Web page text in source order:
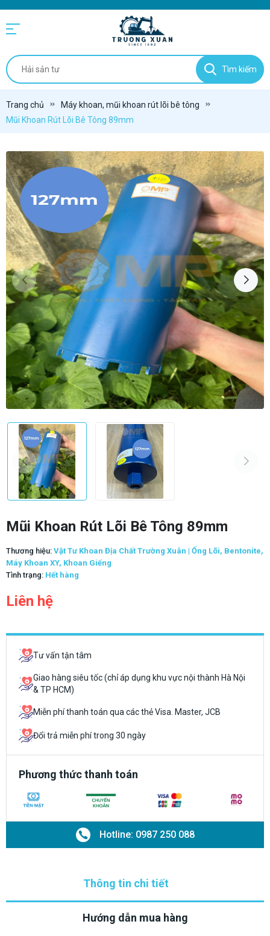
Tìm kiếm
Trang chủ
Máy khoan, mũi khoan rút lõi bê tông
Mũi Khoan Rút Lõi Bê Tông 89mm
Mũi Khoan Rút Lõi Bê Tông 89mm
Thương hiệu: Vật Tư Khoan Địa Chất Trường Xuân | Ống Lõi, Bentonite,
Máy Khoan XY, Khoan Giếng
Tình trạng: Hết hàng
Liên hệ
Tư vấn tận tâm
Giao hàng siêu tốc (chỉ áp dụng khu vực nội thành Hà Nội
& TP HCM)
Miễn phí thanh toán qua các thẻ Visa. Master, JCB
Đổi trả miễn phí trong 30 ngày
Phương thức thanh toán
Hotline: 0987 250 088
Thông tin chi tiết
Hướng dẫn mua hàng